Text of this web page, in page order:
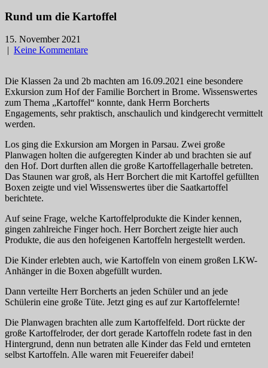
Rund um die Kartoffel
15. November 2021
| Keine Kommentare
Die Klassen 2a und 2b machten am 16.09.2021 eine besondere
Exkursion zum Hof der Familie Borchert in Brome. Wissenswertes
zum Thema „Kartoffel“ konnte, dank Herrn Borcherts
Engagements, sehr praktisch, anschaulich und kindgerecht vermittelt
werden.
Los ging die Exkursion am Morgen in Parsau. Zwei große
Planwagen holten die aufgeregten Kinder ab und brachten sie auf
den Hof. Dort durften allen die große Kartoffellagerhalle betreten.
Das Staunen war groß, als Herr Borchert die mit Kartoffel gefüllten
Boxen zeigte und viel Wissenswertes über die Saatkartoffel
berichtete.
Auf seine Frage, welche Kartoffelprodukte die Kinder kennen,
gingen zahlreiche Finger hoch. Herr Borchert zeigte hier auch
Produkte, die aus den hofeigenen Kartoffeln hergestellt werden.
Die Kinder erlebten auch, wie Kartoffeln von einem großen LKW-
Anhänger in die Boxen abgefüllt wurden.
Dann verteilte Herr Borcherts an jeden Schüler und an jede
Schülerin eine große Tüte. Jetzt ging es auf zur Kartoffelernte!
Die Planwagen brachten alle zum Kartoffelfeld. Dort rückte der
große Kartoffelroder, der dort gerade Kartoffeln rodete fast in den
Hintergrund, denn nun betraten alle Kinder das Feld und ernteten
selbst Kartoffeln. Alle waren mit Feuereifer dabei!